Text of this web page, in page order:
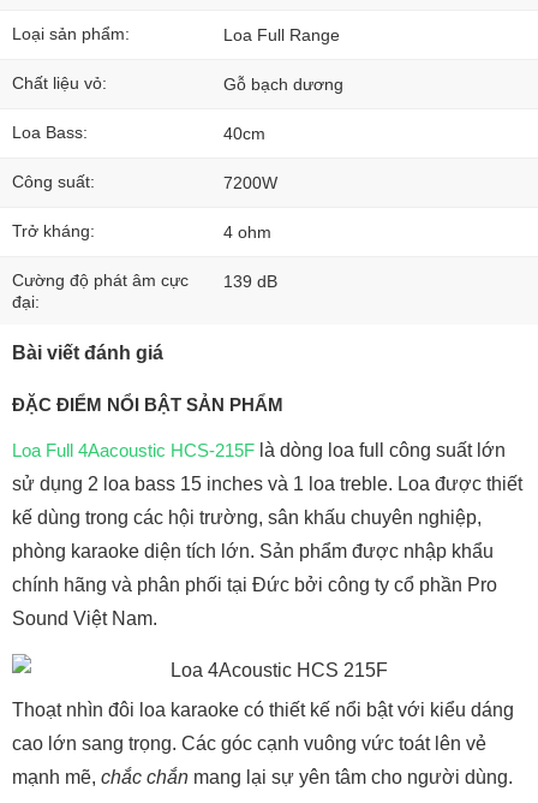
Loại sản phẩm: Loa Full Range
Chất liệu vỏ: Gỗ bạch dương
Loa Bass: 40cm
Công suất: 7200W
Trở kháng: 4 ohm
Cường độ phát âm cực
đại:
139 dB
Bài viết đánh giá
ĐẶC ĐIỂM NỔI BẬT SẢN PHẨM
Loa Full 4Aacoustic HCS-215F là dòng loa full công suất lớn
sử dụng 2 loa bass 15 inches và 1 loa treble. Loa được thiết
kế dùng trong các hội trường, sân khấu chuyên nghiệp,
phòng karaoke diện tích lớn. Sản phẩm được nhập khẩu
chính hãng và phân phối tại Đức bởi công ty cổ phần Pro
Sound Việt Nam.
Thoạt nhìn đôi loa karaoke có thiết kế nổi bật với kiểu dáng
cao lớn sang trọng. Các góc cạnh vuông vức toát lên vẻ
mạnh mẽ, chắc chắn mang lại sự yên tâm cho người dùng.